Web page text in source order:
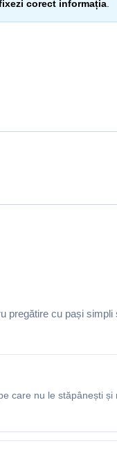
corect informația
pregătire cu pași simpli
care nu le stăpânești și